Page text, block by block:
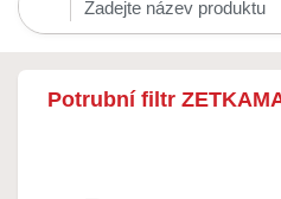
Potrubní filtr